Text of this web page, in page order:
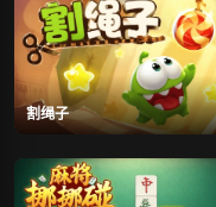
割绳子